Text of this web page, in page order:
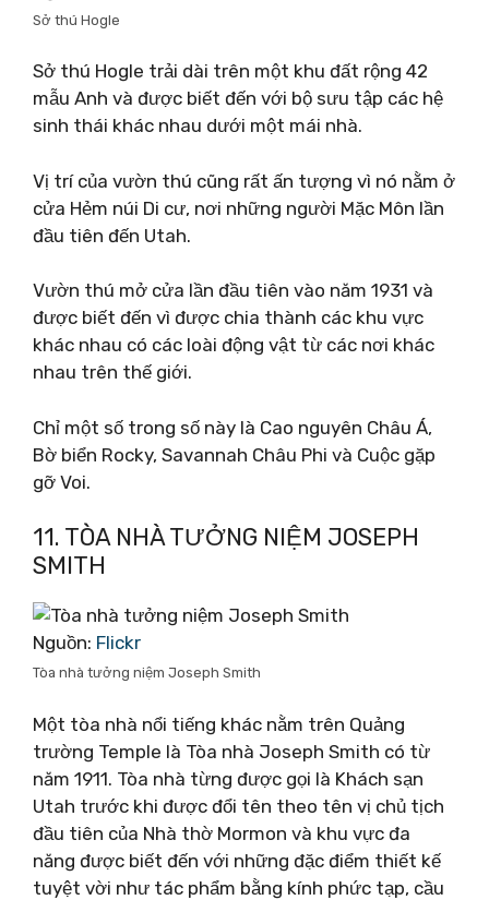
Sở thú Hogle
Sở thú Hogle trải dài trên một khu đất rộng 42
mẫu Anh và được biết đến với bộ sưu tập các hệ
sinh thái khác nhau dưới một mái nhà.
Vị trí của vườn thú cũng rất ấn tượng vì nó nằm ở
cửa Hẻm núi Di cư, nơi những người Mặc Môn lần
đầu tiên đến Utah.
Vườn thú mở cửa lần đầu tiên vào năm 1931 và
được biết đến vì được chia thành các khu vực
khác nhau có các loài động vật từ các nơi khác
nhau trên thế giới.
Chỉ một số trong số này là Cao nguyên Châu Á,
Bờ biển Rocky, Savannah Châu Phi và Cuộc gặp
gỡ Voi.
11. TÒA NHÀ TƯỞNG NIỆM JOSEPH
SMITH
Nguồn: Flickr
Tòa nhà tưởng niệm Joseph Smith
Một tòa nhà nổi tiếng khác nằm trên Quảng
trường Temple là Tòa nhà Joseph Smith có từ
năm 1911. Tòa nhà từng được gọi là Khách sạn
Utah trước khi được đổi tên theo tên vị chủ tịch
đầu tiên của Nhà thờ Mormon và khu vực đa
năng được biết đến với những đặc điểm thiết kế
tuyệt vời như tác phẩm bằng kính phức tạp, cầu